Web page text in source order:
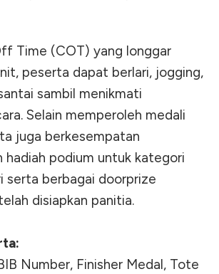
Time (COT) yang longgar
peserta dapat berlari, jogging,
sambil menikmati
Selain memperoleh medali
juga berkesempatan
hadiah podium untuk kategori
serta berbagai doorprize
disiapkan panitia.
Number, Finisher Medal, Tote